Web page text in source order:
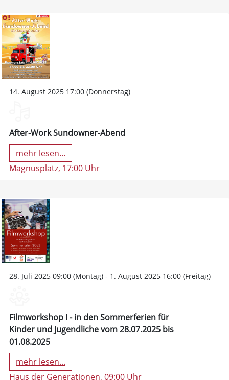
14. August 2025 17:00 (Donnerstag)
After-Work Sundowner-Abend
mehr lesen...
Magnusplatz, 17:00 Uhr
28. Juli 2025 09:00 (Montag) - 1. August 2025 16:00 (Freitag)
Filmworkshop I - in den Sommerferien für
Kinder und Jugendliche vom 28.07.2025 bis
01.08.2025
mehr lesen...
Haus der Generationen, 09:00 Uhr